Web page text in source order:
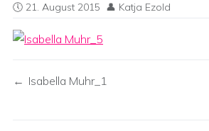
21. August 2015 Katja Ezold
Isabella Muhr_1